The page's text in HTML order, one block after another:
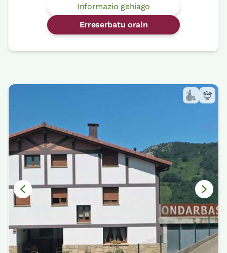
Informazio gehiago
Erreserbatu orain